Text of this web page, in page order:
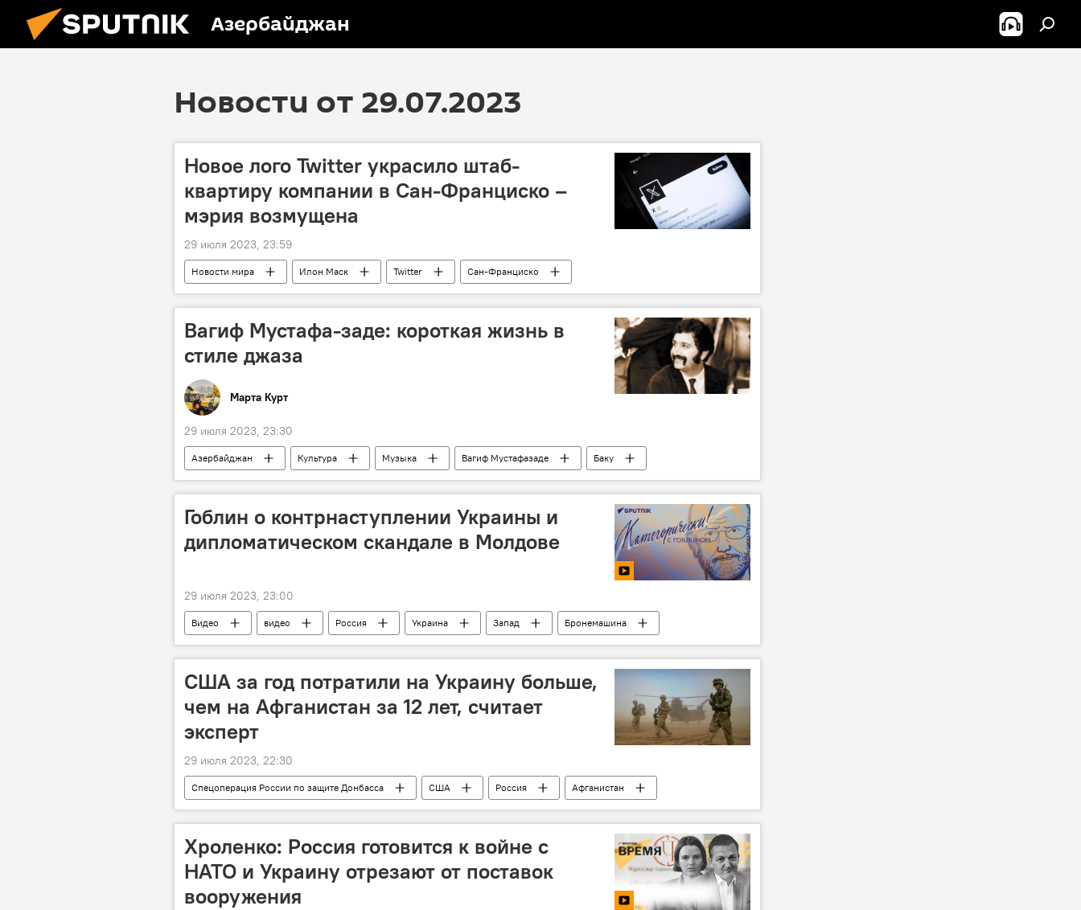
Азербайджан
Новости от 29.07.2023
Новое лого Twitter украсило штаб-
квартиру компании в Сан-Франциско –
мэрия возмущена
29 июля 2023, 23:59
Новости мира Илон Маск Twitter Сан-Франциско
Вагиф Мустафа-заде: короткая жизнь в
стиле джаза
Марта Курт
29 июля 2023, 23:30
Азербайджан Культура Музыка Вагиф Мустафазаде
Баку
История
Грузия США Гейдар Алиев Эксклюзивы
Гоблин о контрнаступлении Украины и
дипломатическом скандале в Молдове
29 июля 2023, 23:00
Видео видео Россия Украина Запад
Бронемашина
Дмитрий Пучков
СВО ВСУ Молдова Африка
США за год потратили на Украину больше,
чем на Афганистан за 12 лет, считает
эксперт
29 июля 2023, 22:30
Спецоперация России по защите Донбасса США Россия
Афганистан
Расходы
Вооружение Украина СВО
Хроленко: Россия готовится к войне с
НАТО и Украину отрезают от поставок
вооружения